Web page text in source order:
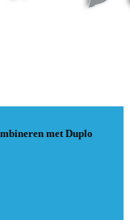
met Duplo